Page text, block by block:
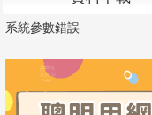
系統參數錯誤